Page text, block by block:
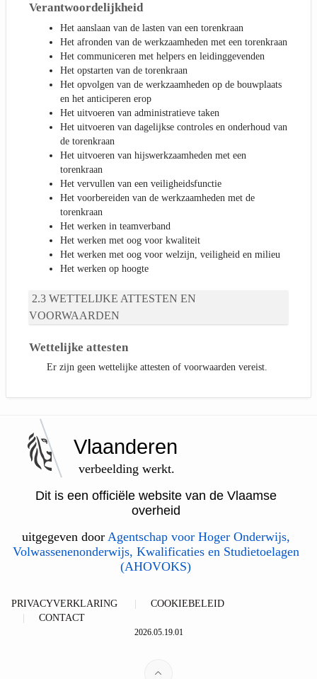
Verantwoordelijkheid
Het aanslaan van de lasten van een torenkraan
Het afronden van de werkzaamheden met een torenkraan
Het communiceren met helpers en leidinggevenden
Het opstarten van de torenkraan
Het opvolgen van de werkzaamheden op de bouwplaats
en het anticiperen erop
Het uitvoeren van administratieve taken
Het uitvoeren van dagelijkse controles en onderhoud van
de torenkraan
Het uitvoeren van hijswerkzaamheden met een
torenkraan
Het vervullen van een veiligheidsfunctie
Het voorbereiden van de werkzaamheden met de
torenkraan
Het werken in teamverband
Het werken met oog voor kwaliteit
Het werken met oog voor welzijn, veiligheid en milieu
Het werken op hoogte
WETTELIJKE ATTESTEN EN
VOORWAARDEN
Wettelijke attesten
Er zijn geen wettelijke attesten of voorwaarden vereist.
Vlaanderen
verbeelding werkt.
Dit is een officiële website van de Vlaamse
overheid
uitgegeven door Agentschap voor Hoger Onderwijs,
Volwassenenonderwijs, Kwalificaties en Studietoelagen
(AHOVOKS)
PRIVACYVERKLARING
COOKIEBELEID
CONTACT
2026.05.19.01